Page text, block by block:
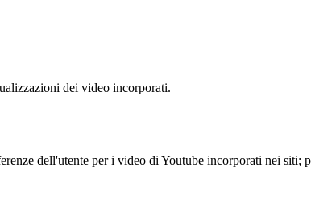
dei video incorporati.
dell'utente per i video di Youtube incorporati nei